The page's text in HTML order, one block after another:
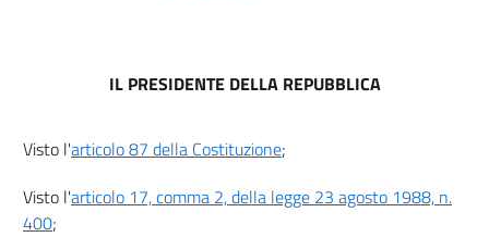
IL PRESIDENTE DELLA REPUBBLICA
Visto l'articolo 87 della Costituzione;
Visto l'articolo 17, comma 2, della legge 23 agosto 1988, n.
400;